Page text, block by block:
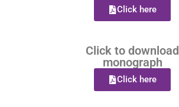
Click here
Click to download
monograph
Click here